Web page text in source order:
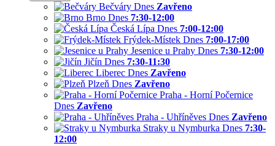
Bečváry Dnes Zavřeno
Brno Dnes 7:30-12:00
Česká Lípa Dnes 7:00-12:00
Frýdek-Místek Dnes 7:00-17:00
Jesenice u Prahy Dnes 7:30-12:00
Jičín Dnes 7:30-11:30
Liberec Dnes Zavřeno
Plzeň Dnes Zavřeno
Praha - Horní Počernice
Dnes Zavřeno
Praha - Uhříněves Dnes Zavřeno
Straky u Nymburka Dnes 7:30-
12:00